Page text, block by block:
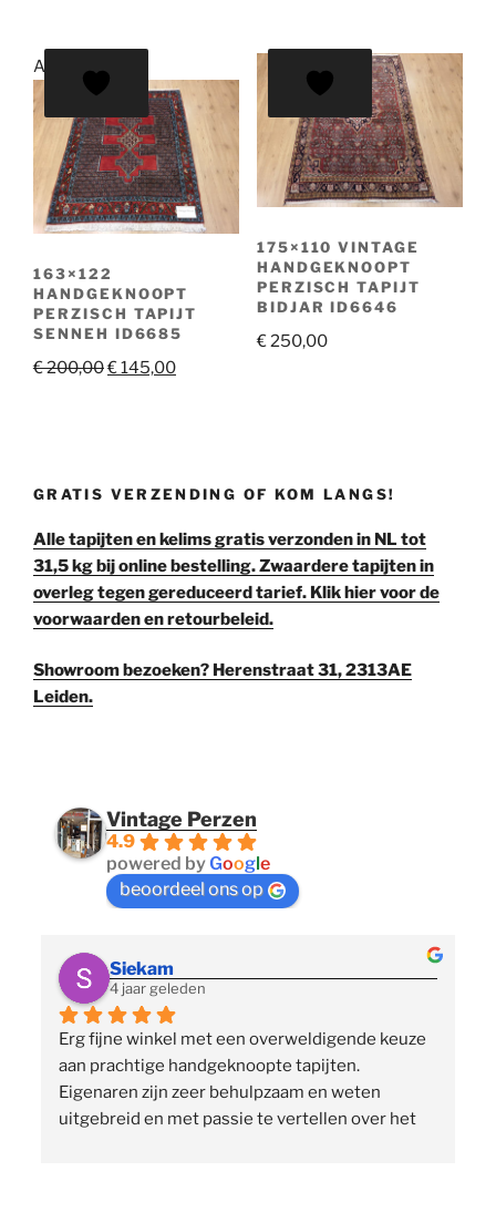
Aanbieding!
163×122
HANDGEKNOOPT
PERZISCH TAPIJT
SENNEH ID6685
€200,00Oorspronkelijke
€145,00Huidige
175×110 VINTAGE
HANDGEKNOOPT
PERZISCH TAPIJT
BIDJAR ID6646
€250,00
GRATIS VERZENDING OF KOM LANGS!
Alle tapijten en kelims gratis verzonden in NL tot
31,5 kg bij online bestelling. Zwaardere tapijten in
overleg tegen gereduceerd tarief. Klik hier voor de
voorwaarden en retourbeleid.
Showroom bezoeken? Herenstraat 31, 2313AE
Leiden.
Vintage Perzen
4.9
powered byGoogle
beoordeel ons op
Siekam
4 jaar geleden
Erg fijne winkel met een overweldigende keuze
aan prachtige handgeknoopte tapijten.
Eigenaren zijn zeer behulpzaam en weten
uitgebreid en met passie te vertellen over het